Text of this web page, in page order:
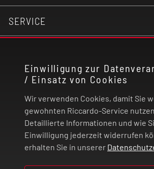
Einwilligung zur
/ Einsatz von Cookies
Wir verwenden Cookies, damit Sie
gewohnten Riccardo-Service
Detaillierte Informationen und wie
Einwilligung jederzeit widerrufen
erhalten Sie in unserer
SERVICE
RECHTLICHES
ZAHLUNG UND VERSAND
VERTRAG WIDERRUFEN